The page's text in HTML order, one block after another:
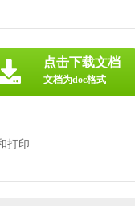
打印
点击下载文档
文档为doc格式